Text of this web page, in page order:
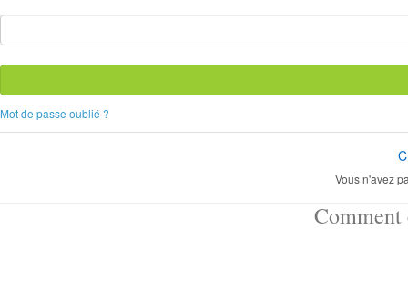
Mot de passe oublié ?
Vous n'avez
Comment